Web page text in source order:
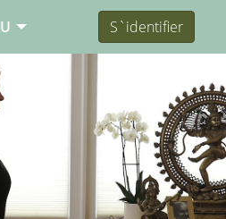
S`identifier